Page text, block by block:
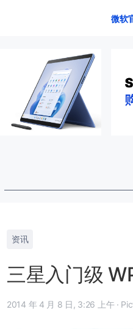
微软
资讯
三星入门级
2014 年 4 月 8 日, 3:26 上午 ·